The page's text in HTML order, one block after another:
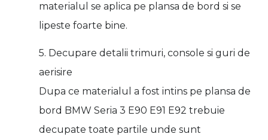
materialul se aplica pe plansa de bord si se
lipeste foarte bine.
5. Decupare detalii trimuri, console si guri de
aerisire
Dupa ce materialul a fost intins pe plansa de
bord BMW Seria 3 E90 E91 E92 trebuie
decupate toate partile unde sunt